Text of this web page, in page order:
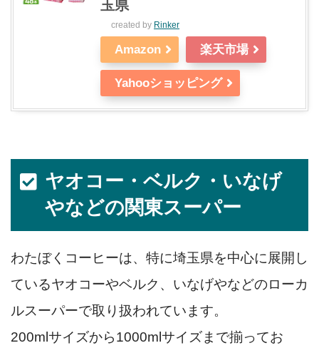
玉県
created by Rinker
Amazon 楽天市場
Yahooショッピング
ヤオコー・ベルク・いなげ
やなどの関東スーパー
わたぼくコーヒーは、特に埼玉県を中心に展開し
ているヤオコーやベルク、いなげやなどのローカ
ルスーパーで取り扱われています。
200mlサイズから1000mlサイズまで揃ってお